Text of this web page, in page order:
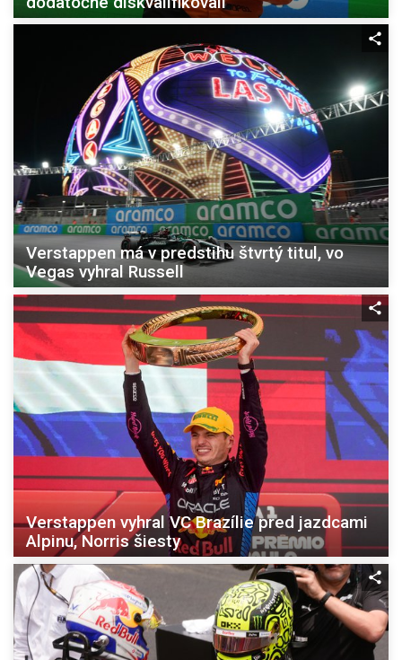
Verstappen má v predstihu štvrtý titul, vo
Vegas vyhral Russell
Verstappen vyhral VC Brazílie pred jazdcami
Alpinu, Norris šiesty